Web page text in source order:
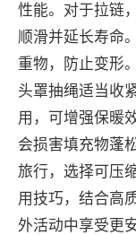
性能。对于拉链
顺滑并延长寿命
重物，防止变形
头罩抽绳适当收
用，可增强保暖
会损害填充物蓬
旅行，选择可压
用技巧，结合高
外活动中享受更